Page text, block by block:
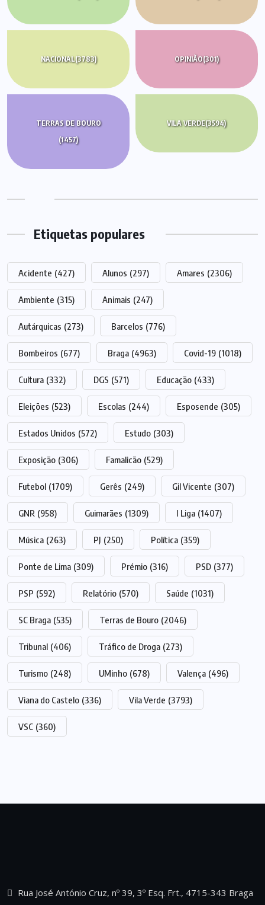
NACIONAL(3783) OPINIÃO(301)
TERRAS DE BOURO
(1457)
VILA VERDE(3594)
Etiquetas populares
Acidente (427) Alunos (297) Amares (2306)
Ambiente (315) Animais (247)
Autárquicas (273) Barcelos (776)
Bombeiros (677) Braga (4963) Covid-19 (1018)
Cultura (332) DGS (571) Educação (433)
Eleições (523) Escolas (244) Esposende (305)
Estados Unidos (572) Estudo (303)
Exposição (306) Famalicão (529)
Futebol (1709) Gerês (249) Gil Vicente (307)
GNR (958) Guimarães (1309) I Liga (1407)
Música (263) PJ (250) Política (359)
Ponte de Lima (309) Prémio (316) PSD (377)
PSP (592) Relatório (570) Saúde (1031)
SC Braga (535) Terras de Bouro (2046)
Tribunal (406) Tráfico de Droga (273)
Turismo (248) UMinho (678) Valença (496)
Viana do Castelo (336) Vila Verde (3793)
VSC (360)
Rua José António Cruz, nº 39, 3º Esq. Frt., 4715-343 Braga